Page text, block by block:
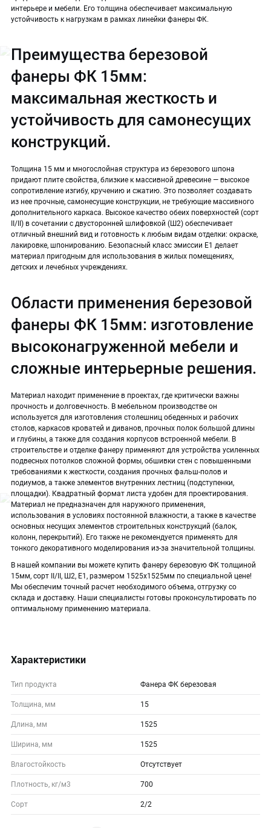
интерьере и мебели. Его толщина обеспечивает максимальную
устойчивость к нагрузкам в рамках линейки фанеры ФК.
Преимущества березовой
фанеры ФК 15мм:
максимальная жесткость и
устойчивость для самонесущих
конструкций.
Толщина 15 мм и многослойная структура из березового шпона
придают плите свойства, близкие к массивной древесине — высокое
сопротивление изгибу, кручению и сжатию. Это позволяет создавать
из нее прочные, самонесущие конструкции, не требующие массивного
дополнительного каркаса. Высокое качество обеих поверхностей (сорт
II/II) в сочетании с двусторонней шлифовкой (Ш2) обеспечивает
отличный внешний вид и готовность к любым видам отделки: окраске,
лакировке, шпонированию. Безопасный класс эмиссии Е1 делает
материал пригодным для использования в жилых помещениях,
детских и лечебных учреждениях.
Области применения березовой
фанеры ФК 15мм: изготовление
высоконагруженной мебели и
сложные интерьерные решения.
Материал находит применение в проектах, где критически важны
прочность и долговечность. В мебельном производстве он
используется для изготовления столешниц обеденных и рабочих
столов, каркасов кроватей и диванов, прочных полок большой длины
и глубины, а также для создания корпусов встроенной мебели. В
строительстве и отделке фанеру применяют для устройства усиленных
подвесных потолков сложной формы, обшивки стен с повышенными
требованиями к жесткости, создания прочных фальш-полов и
подиумов, а также элементов внутренних лестниц (подступенки,
площадки). Квадратный формат листа удобен для проектирования.
Материал не предназначен для наружного применения,
использования в условиях постоянной влажности, а также в качестве
основных несущих элементов строительных конструкций (балок,
колонн, перекрытий). Его также не рекомендуется применять для
тонкого декоративного моделирования из-за значительной толщины.
В нашей компании вы можете купить фанеру березовую ФК толщиной
15мм, сорт II/II, Ш2, Е1, размером 1525х1525мм по специальной цене!
Мы обеспечим точный расчет необходимого объема, отгрузку со
склада и доставку. Наши специалисты готовы проконсультировать по
оптимальному применению материала.
Характеристики
Тип продукта Фанера ФК березовая
Толщина, мм 15
Длина, мм 1525
Ширина, мм 1525
Влагостойкость Отсутствует
Плотность, кг/м3 700
Сорт 2/2